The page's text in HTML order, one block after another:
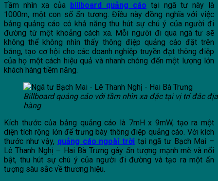
Tầm nhìn xa của billboard quảng cáo tại ngã tư này là
1000m, một con số ấn tượng. Điều này đồng nghĩa với việc
bảng quảng cáo có khả năng thu hút sự chú ý của người đi
đường từ một khoảng cách xa. Mỗi người đi qua ngã tư sẽ
không thể không nhìn thấy thông điệp quảng cáo đặt trên
bảng, tạo cơ hội cho các doanh nghiệp truyền đạt thông điệp
của họ một cách hiệu quả và nhanh chóng đến một lượng lớn
khách hàng tiềm năng.
Billboard quảng cáo với tầm nhìn xa đặc tại vị trí đắc
hàng
Kích thước của bảng quảng cáo là 7mH x 9mW, tạo ra một
diện tích rộng lớn để trưng bày thông điệp quảng cáo. Với kích
thước như vậy, quảng cáo ngoài trời tại ngã tư Bạch Mai –
Lê Thanh Nghị – Hai Bà Trưng gây ấn tượng mạnh mẽ và nổi
bật, thu hút sự chú ý của người đi đường và tạo ra một ấn
tượng sâu sắc về thương hiệu.